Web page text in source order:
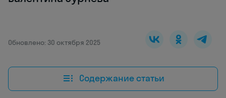
Обновлено: 30 октября 2025
Содержание статьи